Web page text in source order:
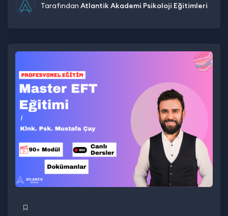
Tarafından Atlantik Akademi Psikoloji Eğitimleri